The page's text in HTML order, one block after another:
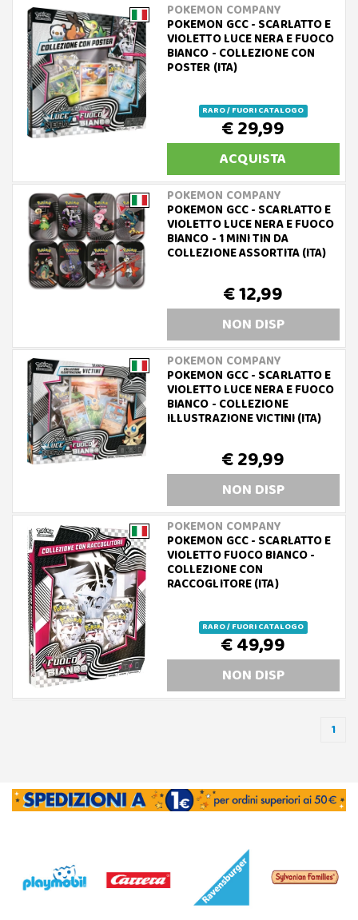
POKEMON COMPANY
POKEMON GCC - SCARLATTO E
VIOLETTO LUCE NERA E FUOCO
BIANCO - COLLEZIONE CON
POSTER (ITA)
RARO / FUORI CATALOGO
€ 29,99
ACQUISTA
POKEMON COMPANY
POKEMON GCC - SCARLATTO E
VIOLETTO LUCE NERA E FUOCO
BIANCO - 1 MINI TIN DA
COLLEZIONE ASSORTITA (ITA)
€ 12,99
NON DISP
POKEMON COMPANY
POKEMON GCC - SCARLATTO E
VIOLETTO LUCE NERA E FUOCO
BIANCO - COLLEZIONE
ILLUSTRAZIONE VICTINI (ITA)
€ 29,99
NON DISP
POKEMON COMPANY
POKEMON GCC - SCARLATTO E
VIOLETTO FUOCO BIANCO -
COLLEZIONE CON
RACCOGLITORE (ITA)
RARO / FUORI CATALOGO
€ 49,99
NON DISP
1